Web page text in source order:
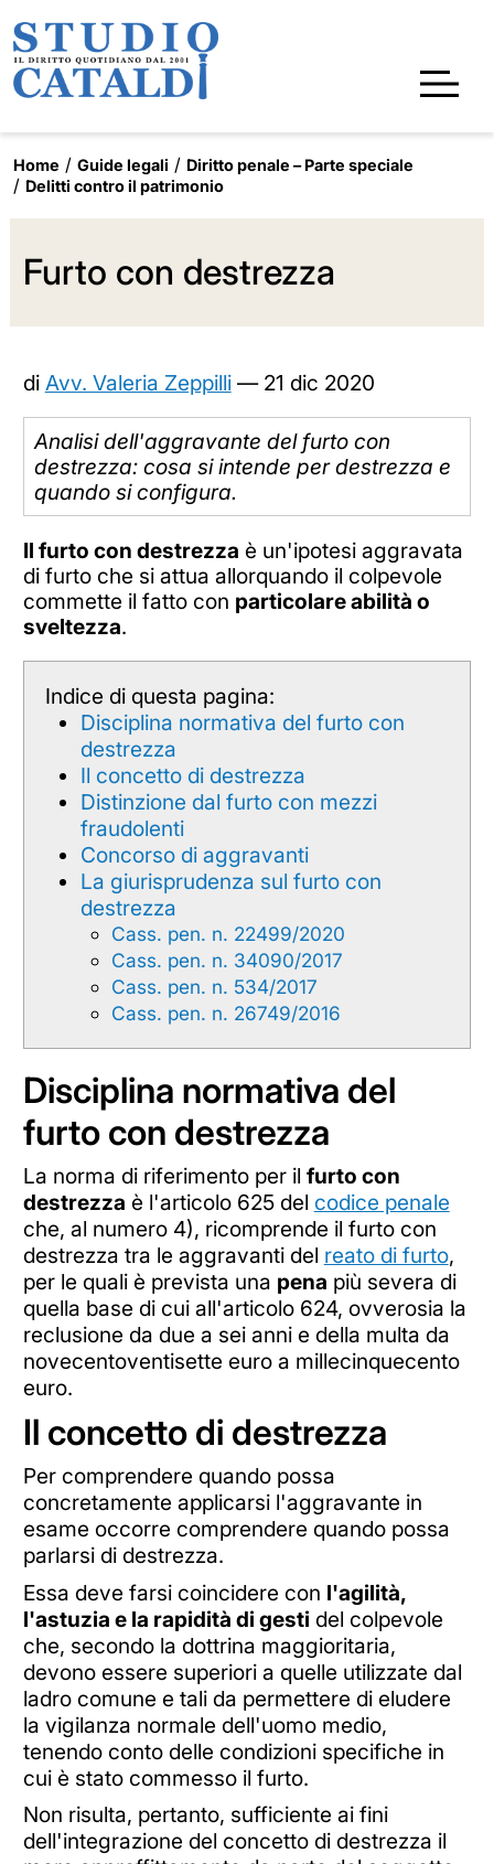
Home Guide legali
Diritto penale – Parte speciale
Delitti contro il patrimonio
Furto con destrezza
di Avv. Valeria Zeppilli— 21 dic 2020
Analisi dell'aggravante del furto con
destrezza: cosa si intende per destrezza e
quando si configura.
Il furto con destrezza è un'ipotesi aggravata
di furto che si attua allorquando il colpevole
commette il fatto con particolare abilità o
sveltezza.
Indice di questa pagina:
Disciplina normativa del furto con
destrezza
Il concetto di destrezza
Distinzione dal furto con mezzi
fraudolenti
Concorso di aggravanti
La giurisprudenza sul furto con
destrezza
Cass. pen. n. 22499/2020
Cass. pen. n. 34090/2017
Cass. pen. n. 534/2017
Cass. pen. n. 26749/2016
Disciplina normativa del
furto con destrezza
La norma di riferimento per il furto con
destrezza è l'articolo 625 del codice penale
che, al numero 4), ricomprende il furto con
destrezza tra le aggravanti del reato di furto,
per le quali è prevista una pena più severa di
quella base di cui all'articolo 624, ovverosia la
reclusione da due a sei anni e della multa da
novecentoventisette euro a millecinquecento
euro.
Il concetto di destrezza
Per comprendere quando possa
concretamente applicarsi l'aggravante in
esame occorre comprendere quando possa
parlarsi di destrezza.
Essa deve farsi coincidere con l'agilità,
l'astuzia e la rapidità di gesti del colpevole
che, secondo la dottrina maggioritaria,
devono essere superiori a quelle utilizzate dal
ladro comune e tali da permettere di eludere
la vigilanza normale dell'uomo medio,
tenendo conto delle condizioni specifiche in
cui è stato commesso il furto.
Non risulta, pertanto, sufficiente ai fini
dell'integrazione del concetto di destrezza il